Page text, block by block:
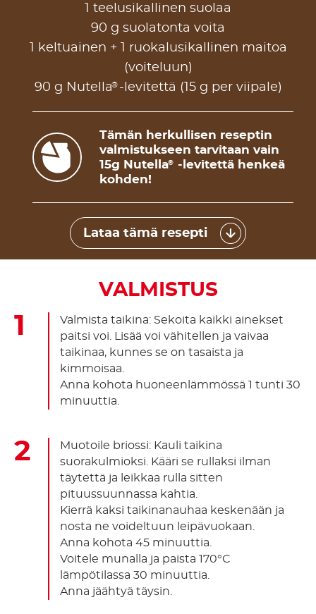
1 teelusikallinen suolaa
90 g suolatonta voita
1 keltuainen + 1 ruokalusikallinen maitoa
(voiteluun)
90 g Nutella® -levitettä (15 g per viipale)
Tämän herkullisen reseptin
valmistukseen tarvitaan vain
15g Nutella®
-levitettä henkeä
kohden!
Lataa tämä resepti
VALMISTUS
Valmista taikina: Sekoita kaikki ainekset
paitsi voi. Lisää voi vähitellen ja vaivaa
taikinaa, kunnes se on tasaista ja
kimmoisaa.
Anna kohota huoneenlämmössä 1 tunti 30
minuuttia.
Muotoile briossi: Kauli taikina
suorakulmioksi. Kääri se rullaksi ilman
täytettä ja leikkaa rulla sitten
pituussuunnassa kahtia.
Kierrä kaksi taikinanauhaa keskenään ja
nosta ne voideltuun leipävuokaan.
Anna kohota 45 minuuttia.
Voitele munalla ja paista 170°C
lämpötilassa 30 minuuttia.
Anna jäähtyä täysin.